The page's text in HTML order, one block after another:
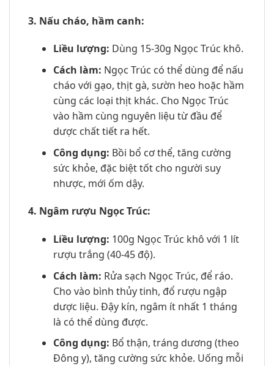
3. Nấu cháo, hầm canh:
Liều lượng: Dùng 15-30g Ngọc Trúc khô.
Cách làm: Ngọc Trúc có thể dùng để nấu
cháo với gạo, thịt gà, sườn heo hoặc hầm
cùng các loại thịt khác. Cho Ngọc Trúc
vào hầm cùng nguyên liệu từ đầu để
dược chất tiết ra hết.
Công dụng: Bồi bổ cơ thể, tăng cường
sức khỏe, đặc biệt tốt cho người suy
nhược, mới ốm dậy.
4. Ngâm rượu Ngọc Trúc:
Liều lượng: 100g Ngọc Trúc khô với 1 lít
rượu trắng (40-45 độ).
Cách làm: Rửa sạch Ngọc Trúc, để ráo.
Cho vào bình thủy tinh, đổ rượu ngập
dược liệu. Đậy kín, ngâm ít nhất 1 tháng
là có thể dùng được.
Công dụng: Bổ thận, tráng dương (theo
Đông y), tăng cường sức khỏe. Uống mỗi